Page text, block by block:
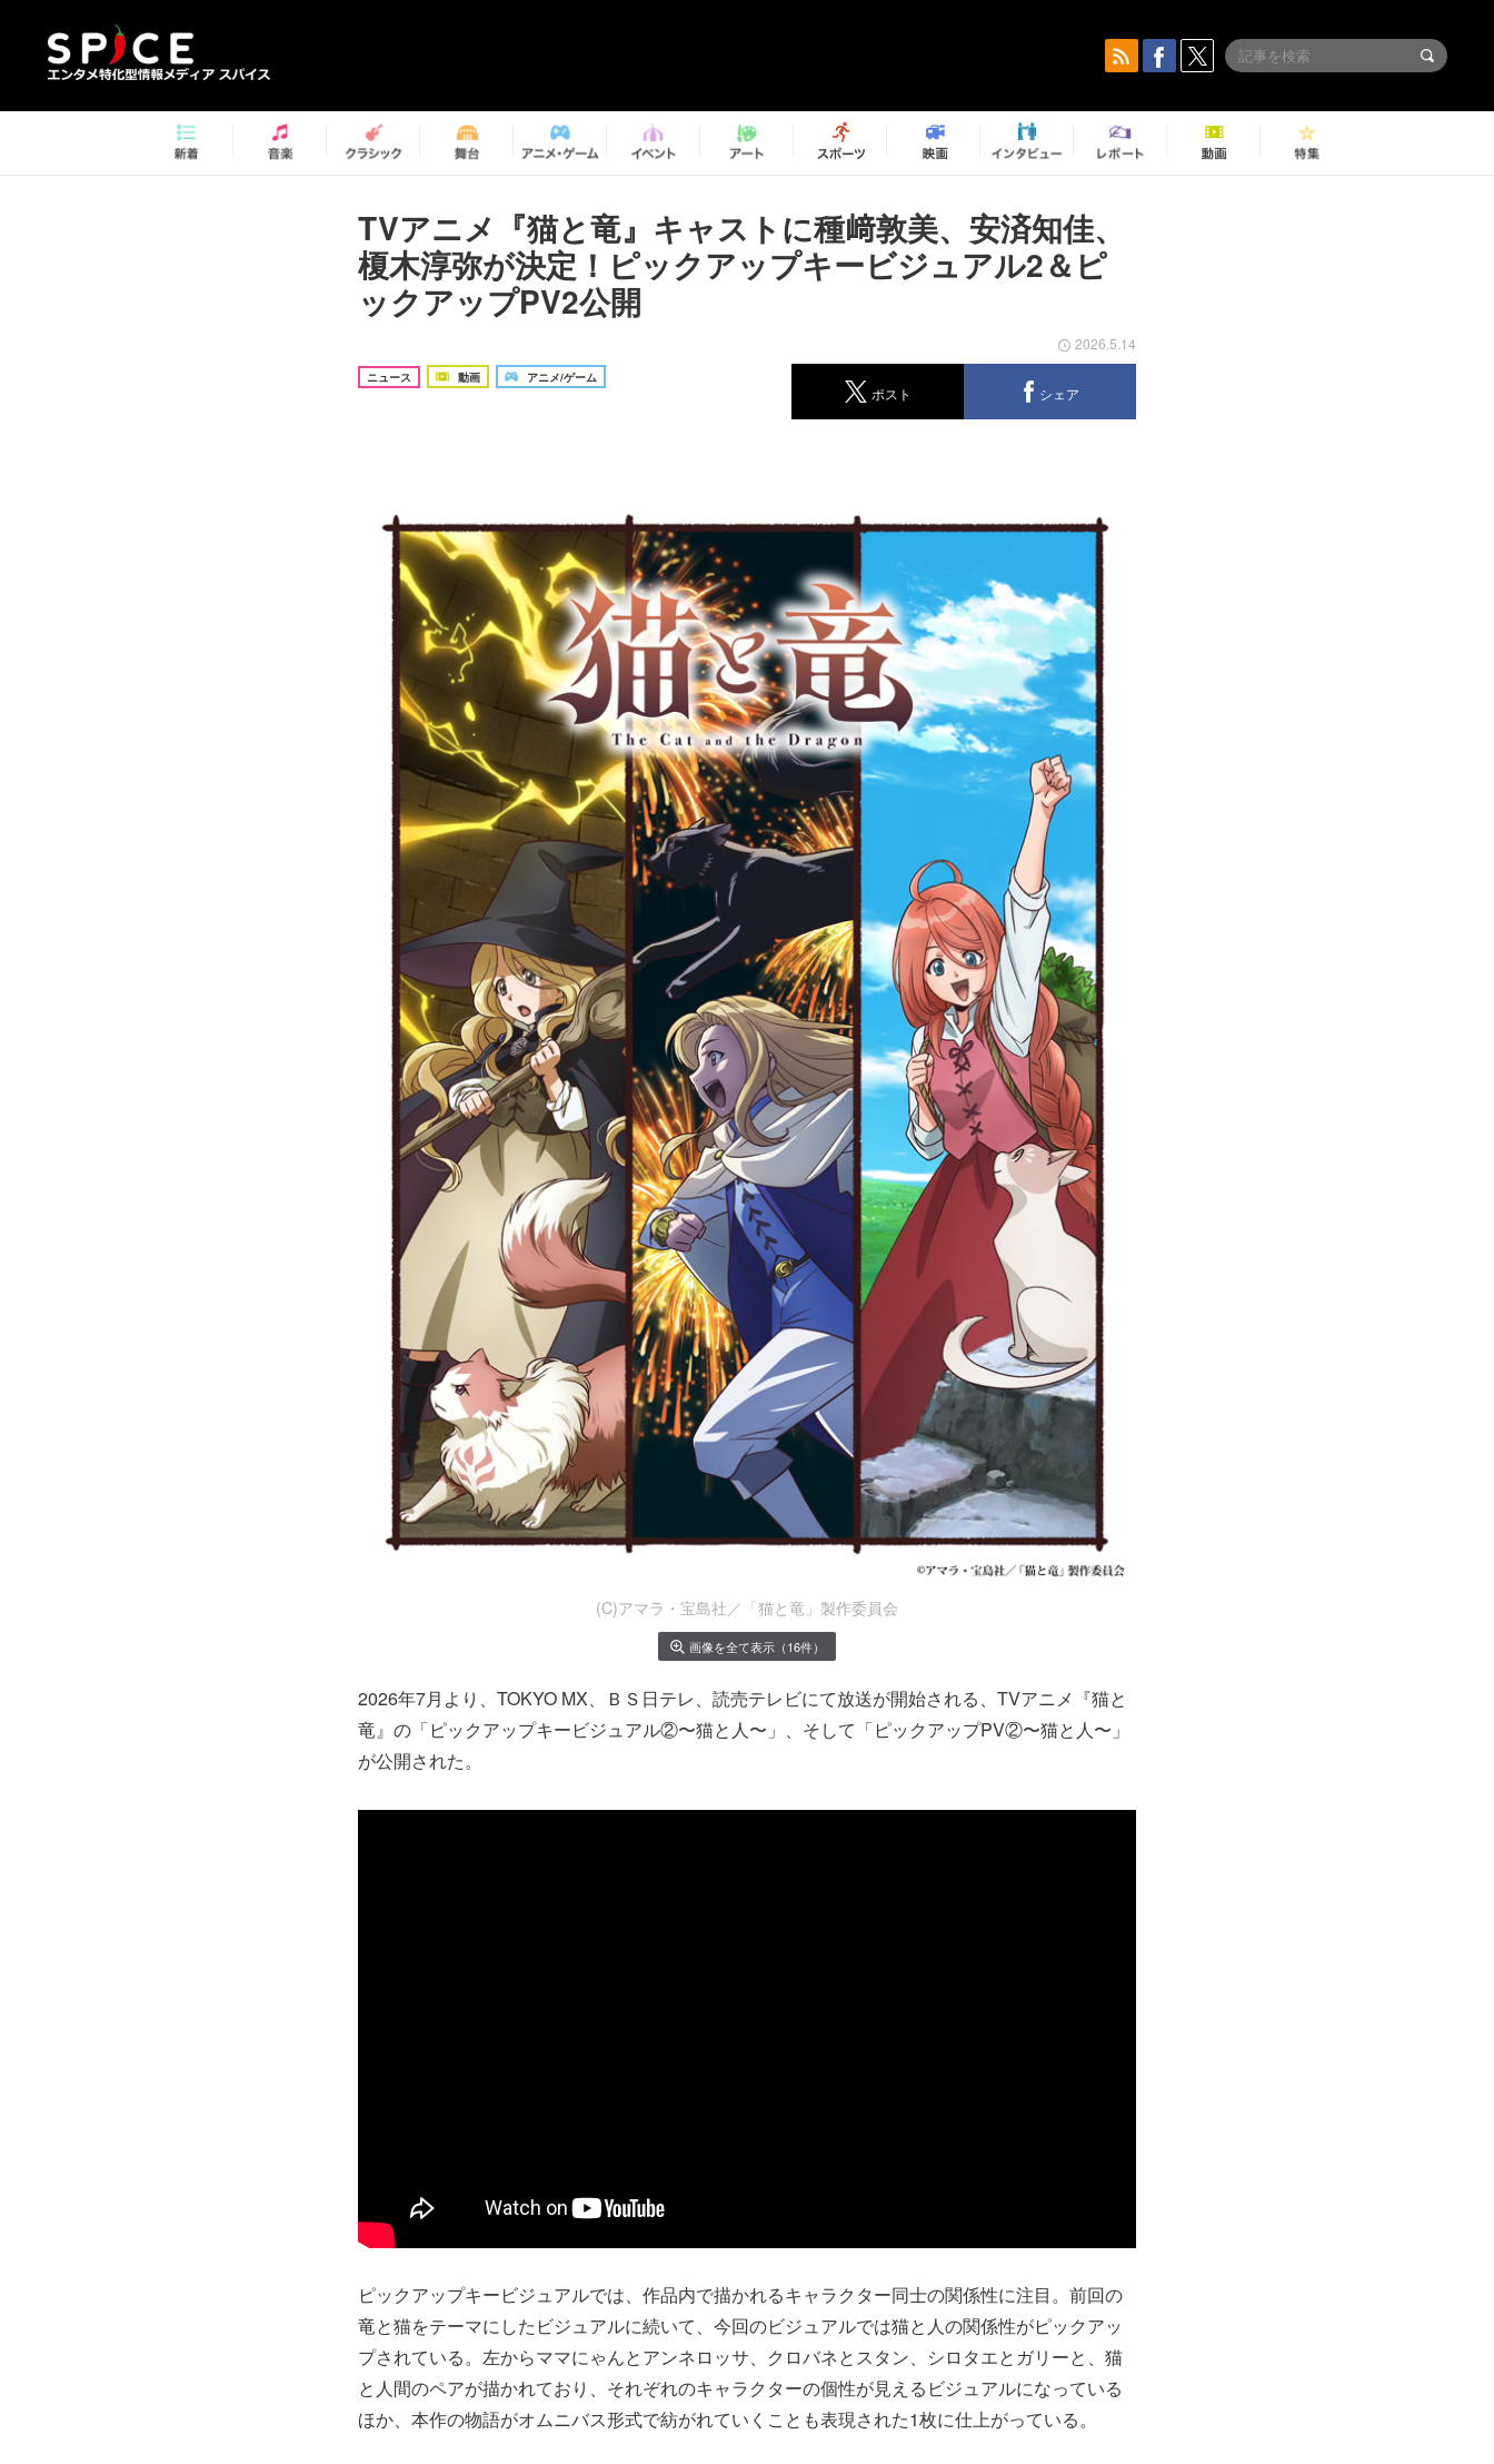
TVアニメ『猫と竜』キャストに種﨑敦美、安済知佳、
榎木淳弥が決定！ピックアップキービジュアル2＆ピ
ックアップPV2公開
ニュース 動画 アニメ/ゲーム
2026.5.14
ポスト シェア
(C)アマラ・宝島社／「猫と竜」製作委員会
画像を全て表示（16件）
2026年7月より、TOKYO MX、ＢＳ日テレ、読売テレビにて放送が開始される、TVアニメ『猫と
竜』の「ピックアップキービジュアル②〜猫と人〜」、そして「ピックアップPV②〜猫と人〜」
が公開された。
ピックアップキービジュアルでは、作品内で描かれるキャラクター同士の関係性に注目。前回の
竜と猫をテーマにしたビジュアルに続いて、今回のビジュアルでは猫と人の関係性がピックアッ
プされている。左からママにゃんとアンネロッサ、クロバネとスタン、シロタエとガリーと、猫
と人間のペアが描かれており、それぞれのキャラクターの個性が見えるビジュアルになっている
ほか、本作の物語がオムニバス形式で紡がれていくことも表現された1枚に仕上がっている。